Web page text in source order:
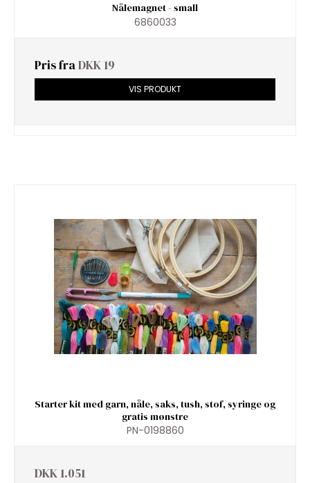
Nålemagnet - small
6860033
Pris fraDKK 19
VIS PRODUKT
Starter kit med garn, nåle, saks, tush, stof, syringe og
gratis mønstre
PN-0198860
DKK 1.051